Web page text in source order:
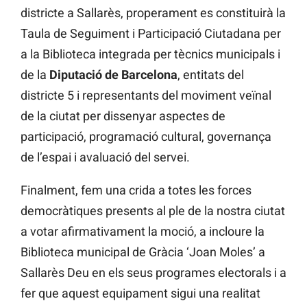
districte a Sallarès, properament es constituirà la
Taula de Seguiment i Participació Ciutadana per
a la Biblioteca integrada per tècnics municipals i
de la Diputació de Barcelona, entitats del
districte 5 i representants del moviment veïnal
de la ciutat per dissenyar aspectes de
participació, programació cultural, governança
de l’espai i avaluació del servei.
Finalment, fem una crida a totes les forces
democràtiques presents al ple de la nostra ciutat
a votar afirmativament la moció, a incloure la
Biblioteca municipal de Gràcia ‘Joan Moles’ a
Sallarès Deu en els seus programes electorals i a
fer que aquest equipament sigui una realitat